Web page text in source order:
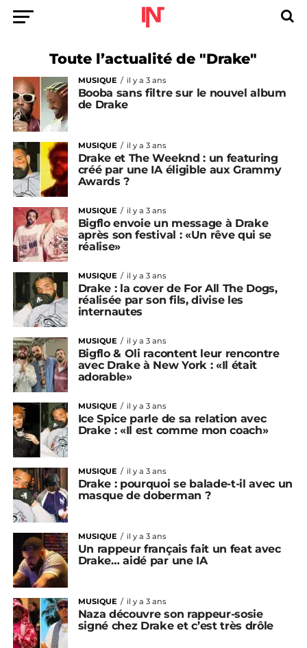
Toute l’actualité de "Drake"
MUSIQUE il y a 3 ans
Booba sans filtre sur le nouvel album
de Drake
MUSIQUE il y a 3 ans
Drake et The Weeknd : un featuring
créé par une IA éligible aux Grammy
Awards ?
MUSIQUE il y a 3 ans
Bigflo envoie un message à Drake
après son festival : «Un rêve qui se
réalise»
MUSIQUE il y a 3 ans
Drake : la cover de For All The Dogs,
réalisée par son fils, divise les
internautes
MUSIQUE il y a 3 ans
Bigflo & Oli racontent leur rencontre
avec Drake à New York : «Il était
adorable»
MUSIQUE il y a 3 ans
Ice Spice parle de sa relation avec
Drake : «Il est comme mon coach»
MUSIQUE il y a 3 ans
Drake : pourquoi se balade-t-il avec un
masque de doberman ?
MUSIQUE il y a 3 ans
Un rappeur français fait un feat avec
Drake… aidé par une IA
MUSIQUE il y a 3 ans
Naza découvre son rappeur-sosie
signé chez Drake et c’est très drôle